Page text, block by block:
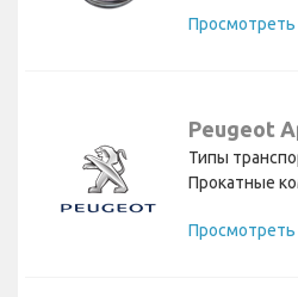
Просмотреть
Peugeot
Типы
Прокатные